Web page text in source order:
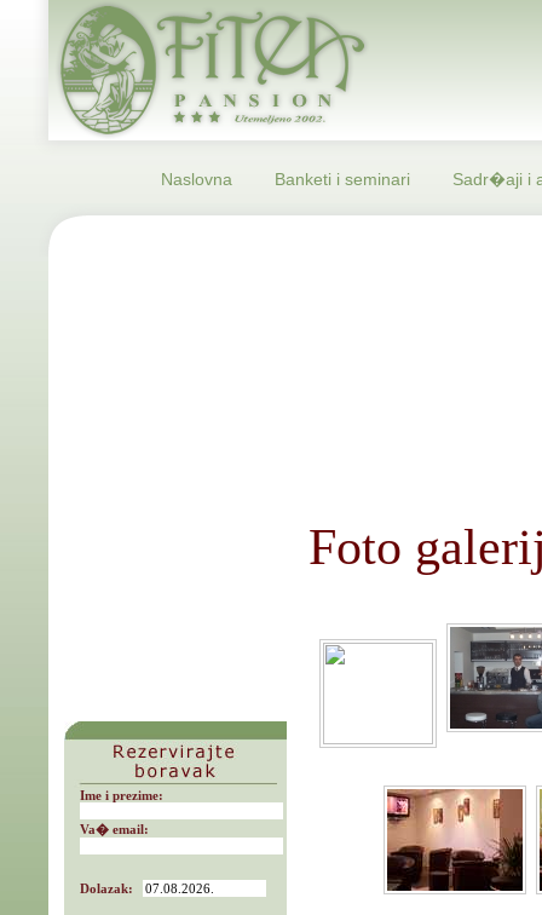
Naslovna Banketi i seminari Sadr�aji i
Ime i prezime:
Va� email:
Dolazak:
Foto